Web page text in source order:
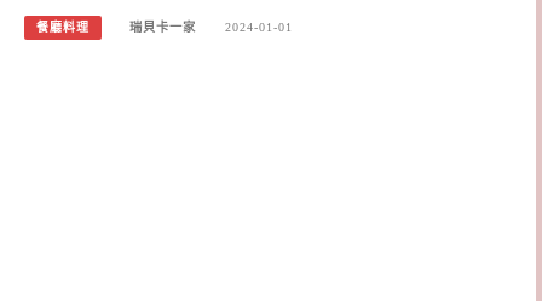
餐廳料理 瑞貝卡一家 2024-01-01